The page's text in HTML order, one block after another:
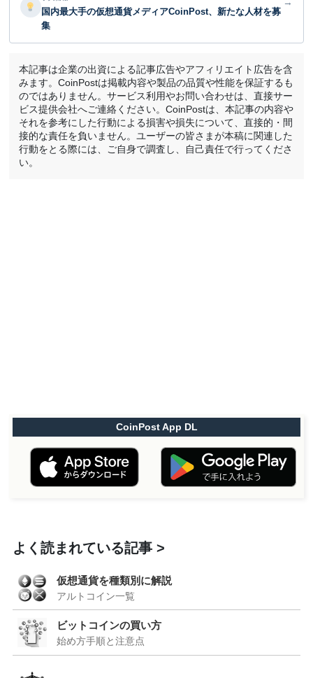
国内最大手の仮想通貨メディアCoinPost、新たな人材を募
集
本記事は企業の出資による記事広告やアフィリエイト広告を含
みます。CoinPostは掲載内容や製品の品質や性能を保証するも
のではありません。サービス利用やお問い合わせは、直接サー
ビス提供会社へご連絡ください。CoinPostは、本記事の内容や
それを参考にした行動による損害や損失について、直接的・間
接的な責任を負いません。ユーザーの皆さまが本稿に関連した
行動をとる際には、ご自身で調査し、自己責任で行ってくださ
い。
CoinPost App DL
よく読まれている記事
仮想通貨を種類別に解説
アルトコイン一覧
ビットコインの買い方
始め方手順と注意点